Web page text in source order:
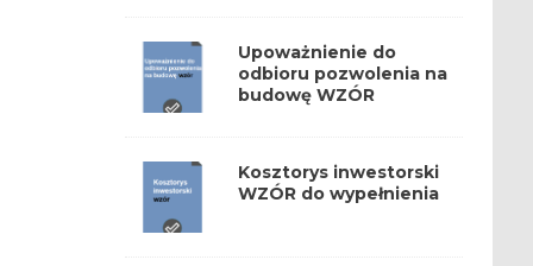
Upoważnienie do
odbioru pozwolenia na
budowę WZÓR
Kosztorys inwestorski
WZÓR do wypełnienia